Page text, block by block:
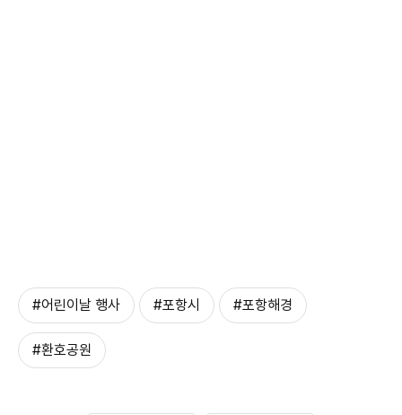
#어린이날 행사 #포항시 #포항해경
#환호공원